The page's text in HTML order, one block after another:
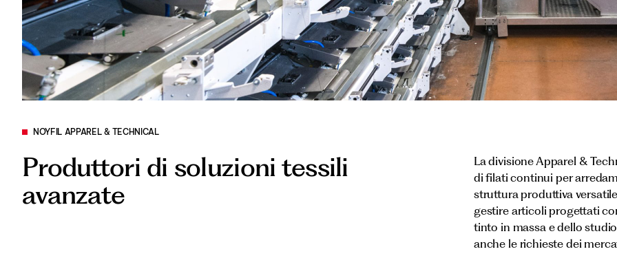
NOYFIL APPAREL & TECHNICAL
Produttori di soluzioni tessili
avanzate
La divisione Apparel &
di filati continui per
struttura produttiva
gestire articoli progettati
tinto in massa e dello
anche le richieste dei